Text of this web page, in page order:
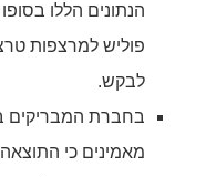
הנתונים הללו
פוליש למרצפות
לבקש.
בחברת המבריקים
מאמינים כי